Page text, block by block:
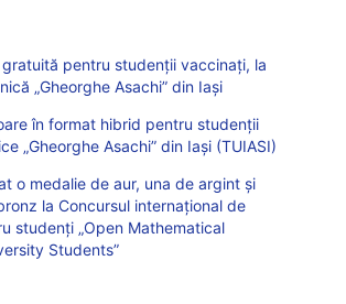
pentru studenții vaccinați, la
„Gheorghe Asachi” din Iași
în format hibrid pentru studenții
„Gheorghe Asachi” din Iaşi (TUIASI)
o medalie de aur, una de argint și
la Concursul internațional de
studenți „Open Mathematical
Students”